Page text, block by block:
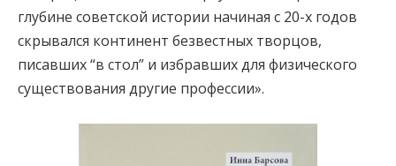
глубине советской истории начиная с 20-х годов
скрывался континент безвестных творцов,
писавших “в стол” и избравших для физического
существования другие профессии».